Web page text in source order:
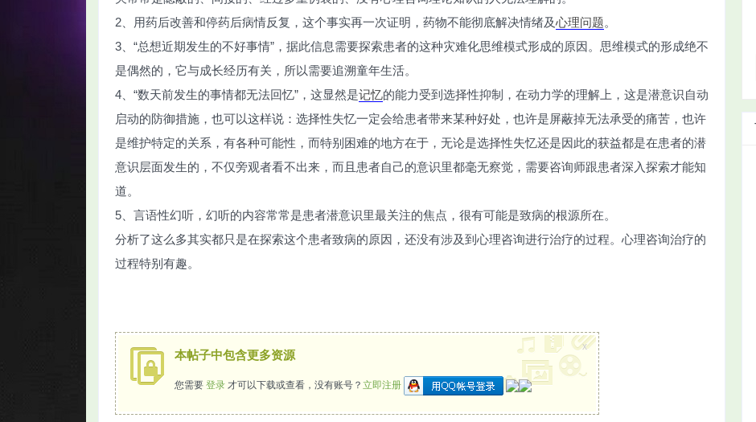
2、用药后改善和停药后病情反复，这个事实再一次证明，药物不能彻底解决情绪及心理问题。
3、“总想近期发生的不好事情”，据此信息需要探索患者的这种灾难化思维模式形成的原因。思维模式的形成绝不
是偶然的，它与成长经历有关，所以需要追溯童年生活。
4、“数天前发生的事情都无法回忆”，这显然是记忆的能力受到选择性抑制，在动力学的理解上，这是潜意识自动
启动的防御措施，也可以这样说：选择性失忆一定会给患者带来某种好处，也许是屏蔽掉无法承受的痛苦，也许
是维护特定的关系，有各种可能性，而特别困难的地方在于，无论是选择性失忆还是因此的获益都是在患者的潜
意识层面发生的，不仅旁观者看不出来，而且患者自己的意识里都毫无察觉，需要咨询师跟患者深入探索才能知
道。
5、言语性幻听，幻听的内容常常是患者潜意识里最关注的焦点，很有可能是致病的根源所在。
分析了这么多其实都只是在探索这个患者致病的原因，还没有涉及到心理咨询进行治疗的过程。心理咨询治疗的
过程特别有趣。
本帖子中包含更多资源
您需要 登录 才可以下载或查看，没有账号？ 立即注册
x